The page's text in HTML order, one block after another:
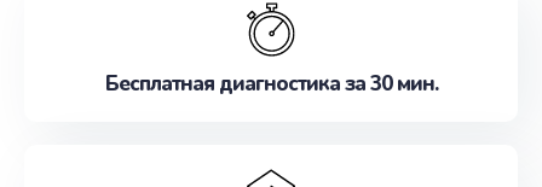
Бесплатная диагностика за 30 мин.